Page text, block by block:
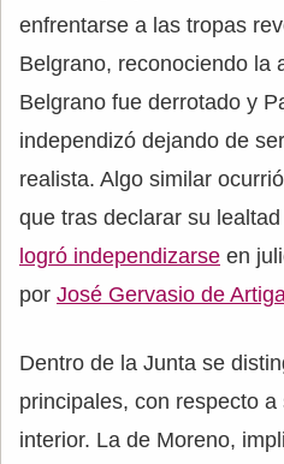
enfrentarse a las tropas
Belgrano, reconociendo la
Belgrano fue derrotado y
independizó dejando de
realista. Algo similar
que tras declarar su
logró independizarse en
por José Gervasio de
Dentro de la Junta se
principales, con respecto
interior. La de Moreno,